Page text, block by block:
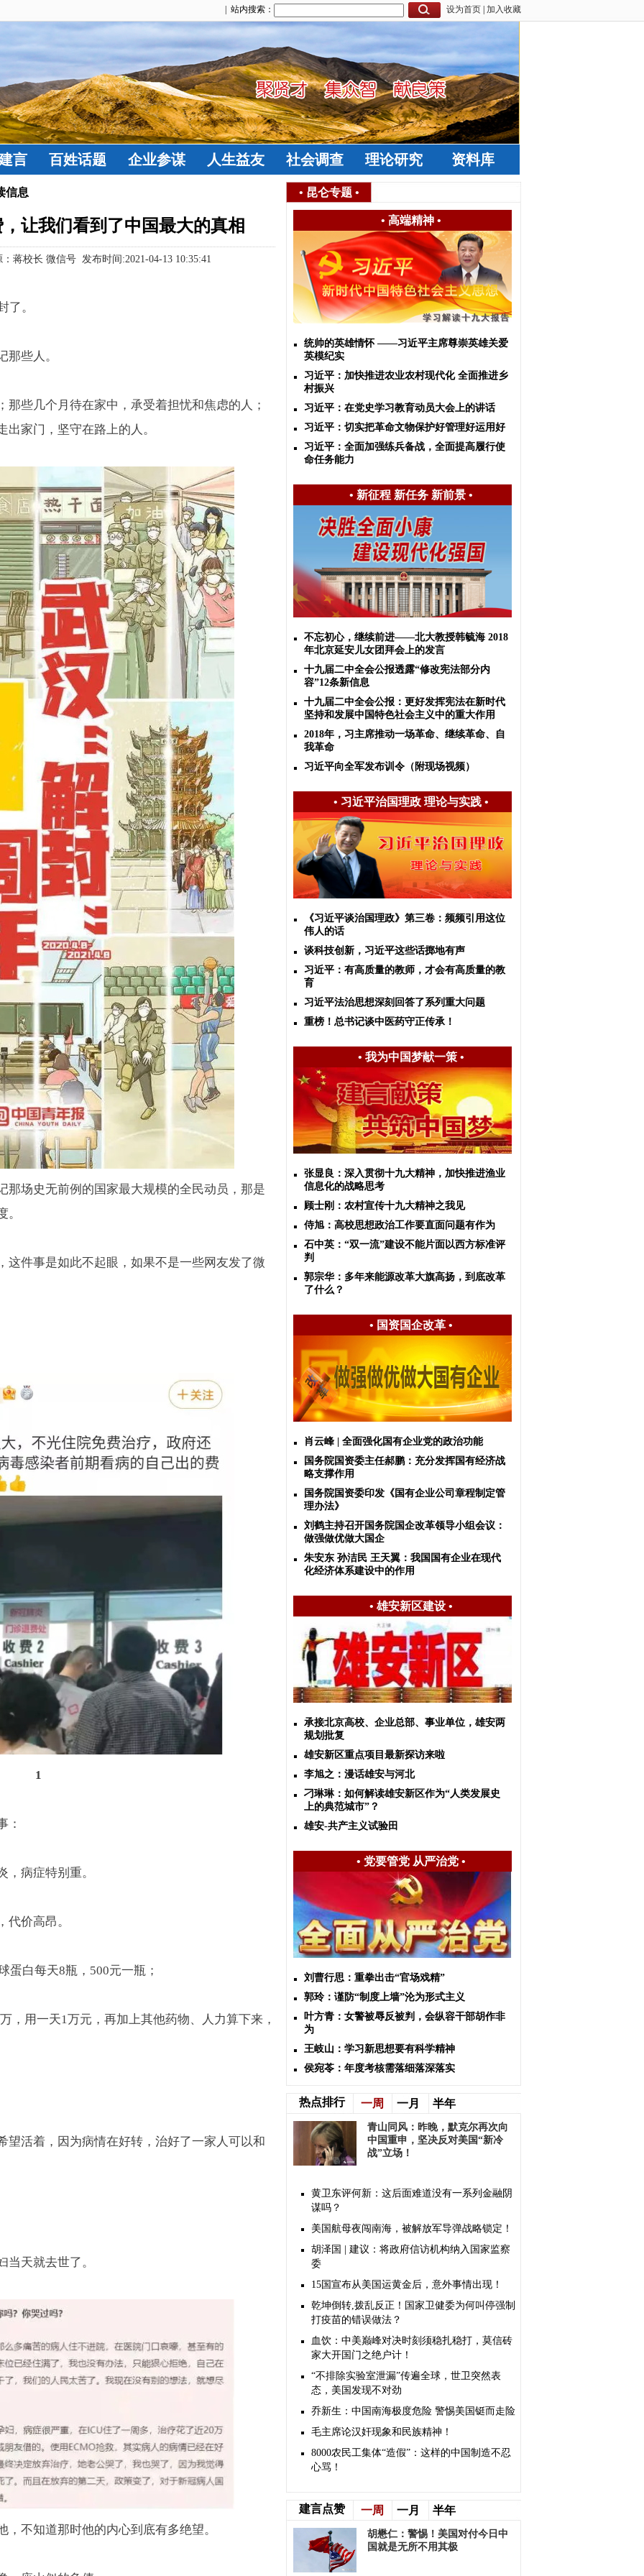
设为首页 加入收藏
| 站内搜索：
言 百姓话题 企业参谋 人生益友 社会调查 理论研究 资料库
信息
让我们看到了中国最大的真相
校长 微信号 发布时间:2021-04-13 10:35:41
了。
些人。
些几个月待在家中，承受着担忧和焦虑的人；
家门，坚守在路上的人。
那场史无前例的国家最大规模的全民动员，那是
这件事是如此不起眼，如果不是一些网友发了微
1
：
病症特别重。
价高昂。
蛋白每天8瓶， 500元一瓶；
万，用一天1万元，再加上其他药物、人力算下来，
望活着，因为病情在好转，治好了一家人可以和
天就去世了。
不知道那时他的内心到底有多绝望。
• 昆仑专题 •
• 高端精神•
统帅的英雄情怀 ——习近平主席尊崇英雄关爱
英模纪实
习近平：加快推进农业农村现代化 全面推进乡
村振兴
习近平：在党史学习教育动员大会上的讲话
习近平：切实把革命文物保护好管理好运用好
习近平：全面加强练兵备战，全面提高履行使
命任务能力
• 新征程 新任务 新前景•
不忘初心，继续前进——北大教授韩毓海 2018
年北京延安儿女团拜会上的发言
十九届二中全会公报透露“修改宪法部分内
容”12条新信息
十九届二中全会公报：更好发挥宪法在新时代
坚持和发展中国特色社会主义中的重大作用
2018年，习主席推动一场革命、继续革命、自
我革命
习近平向全军发布训令（附现场视频）
• 习近平治国理政 理论与实践•
《习近平谈治国理政》第三卷：频频引用这位
伟人的话
谈科技创新，习近平这些话掷地有声
习近平：有高质量的教师，才会有高质量的教
育
习近平法治思想深刻回答了系列重大问题
重榜！总书记谈中医药守正传承！
• 我为中国梦献一策•
张显良：深入贯彻十九大精神，加快推进渔业
信息化的战略思考
顾士刚：农村宣传十九大精神之我见
侍旭：高校思想政治工作要直面问题有作为
石中英：“双一流”建设不能片面以西方标准评
判
郭宗华：多年来能源改革大旗高扬，到底改革
了什么？
• 国资国企改革•
肖云峰 | 全面强化国有企业党的政治功能
国务院国资委主任郝鹏：充分发挥国有经济战
略支撑作用
国务院国资委印发《国有企业公司章程制定管
理办法》
刘鹤主持召开国务院国企改革领导小组会议：
做强做优做大国企
朱安东 孙洁民 王天翼：我国国有企业在现代
化经济体系建设中的作用
• 雄安新区建设•
承接北京高校、企业总部、事业单位，雄安两
规划批复
雄安新区重点项目最新探访来啦
李旭之：漫话雄安与河北
刁琳琳：如何解读雄安新区作为“人类发展史
上的典范城市”？
雄安-共产主义试验田
• 党要管党 从严治党•
刘曹行思：重拳出击“官场戏精”
郭玲：谨防“制度上墙”沦为形式主义
叶方青：女警被辱反被判，会纵容干部胡作非
为
王岐山：学习新思想要有科学精神
侯宛苓：年度考核需落细落深落实
热点排行 一周 一月 半年
青山同风：昨晚，默克尔再次向
中国重申，坚决反对美国“新冷
战”立场！
黄卫东评何新：这后面难道没有一系列金融阴
谋吗？
美国航母夜闯南海，被解放军导弹战略锁定！
胡泽国 | 建议：将政府信访机构纳入国家监察
委
15国宣布从美国运黄金后，意外事情出现！
乾坤倒转,拨乱反正！国家卫健委为何叫停强制
打疫苗的错误做法？
血饮：中美巅峰对决时刻须稳扎稳打，莫信砖
家大开国门之绝户计！
“不排除实验室泄漏”传遍全球，世卫突然表
态，美国发现不对劲
乔新生：中国南海极度危险 警惕美国铤而走险
毛主席论汉奸现象和民族精神！
8000农民工集体“造假”：这样的中国制造不忍
心骂！
建言点赞 一周 一月 半年
胡懋仁：警惕！美国对付今日中
国就是无所不用其极